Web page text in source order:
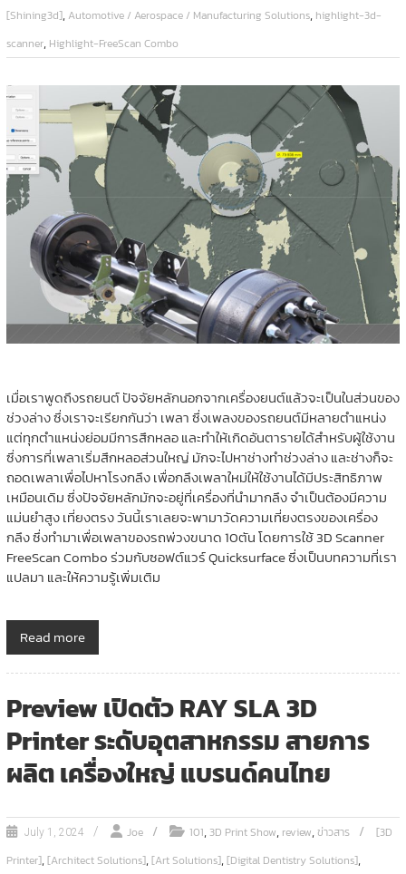
[Shining3d], Automotive / Aerospace / Manufacturing Solutions, highlight-3d-
scanner, Highlight-FreeScan Combo
เมื่อเราพูดถึงรถยนต์ ปัจจัยหลักนอกจากเครื่องยนต์แล้วจะเป็นในส่วนของ
ช่วงล่าง ซึ่งเราจะเรียกกันว่า เพลา ซึ่งเพลงของรถยนต์มีหลายตำแหน่ง
แต่ทุกตำแหน่งย่อมมีการสึกหลอ และทำให้เกิดอันตารายได้สำหรับผู้ใช้งาน
ซึ่งการที่เพลาเริ่มสึกหลอส่วนใหญ่ มักจะไปหาช่างทำช่วงล่าง และช่างก็จะ
ถอดเพลาเพื่อไปหาโรงกลึง เพื่อกลึงเพลาใหม่ให้ใช้งานได้มีประสิทธิภาพ
เหมือนเดิม ซึ่งปัจจัยหลักมักจะอยู่ที่เครื่องที่นำมากลึง จำเป็นต้องมีความ
แม่นยำสูง เที่ยงตรง วันนี้เราเลยจะพามาวัดความเที่ยงตรงของเครื่อง
กลึง ซึ่งทำมาเพื่อเพลาของรถพ่วงขนาด 10ตัน โดยการใช้ 3D Scanner
FreeScan Combo ร่วมกับซอฟต์แวร์ Quicksurface ซึ่งเป็นบทความที่เรา
แปลมา และให้ความรู้เพิ่มเติม
Read more
Preview เปิดตัว RAY SLA 3D
Printer ระดับอุตสาหกรรม สายการ
ผลิต เครื่องใหญ่ แบรนด์คนไทย
July 1, 2024 Joe 101,3D Print Show, review,ข่าวสาร
[3D
Printer],[Architect Solutions],[Art Solutions],[Digital Dentistry Solutions],